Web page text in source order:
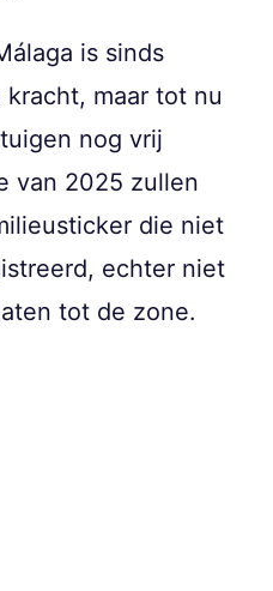
is sinds
maar tot nu
nog vrij
van 2025 zullen
die niet
echter niet
tot de zone.